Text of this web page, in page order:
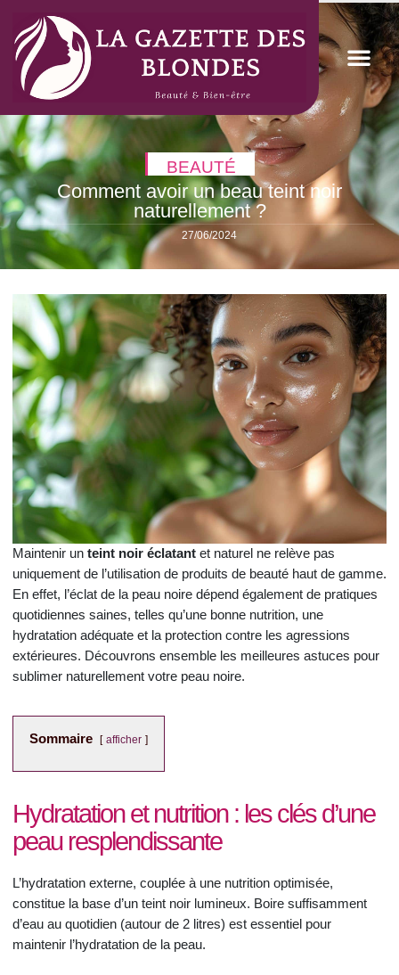
BEAUTÉ
Comment avoir un beau teint noir
naturellement ?
27/06/2024
Maintenir un teint noir éclatant et naturel ne relève pas
uniquement de l’utilisation de produits de beauté haut de gamme.
En effet, l’éclat de la peau noire dépend également de pratiques
quotidiennes saines, telles qu’une bonne nutrition, une
hydratation adéquate et la protection contre les agressions
extérieures. Découvrons ensemble les meilleures astuces pour
sublimer naturellement votre peau noire.
Sommaire afficher
Hydratation et nutrition : les clés d’une
peau resplendissante
L’hydratation externe, couplée à une nutrition optimisée,
constitue la base d’un teint noir lumineux. Boire suffisamment
d’eau au quotidien (autour de 2 litres) est essentiel pour
maintenir l’hydratation de la peau.